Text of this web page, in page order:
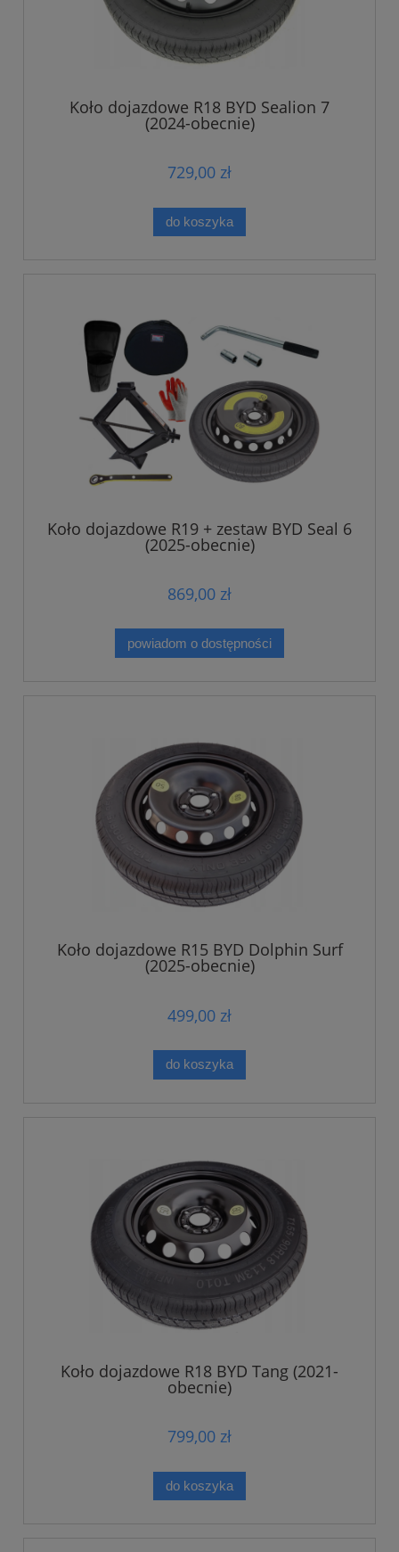
Koło dojazdowe R18 BYD Sealion 7
(2024-obecnie)
729,00 zł
do koszyka
Koło dojazdowe R19 + zestaw BYD Seal 6
(2025-obecnie)
869,00 zł
powiadom o dostępności
Koło dojazdowe R15 BYD Dolphin Surf
(2025-obecnie)
499,00 zł
do koszyka
Koło dojazdowe R18 BYD Tang (2021-
obecnie)
799,00 zł
do koszyka